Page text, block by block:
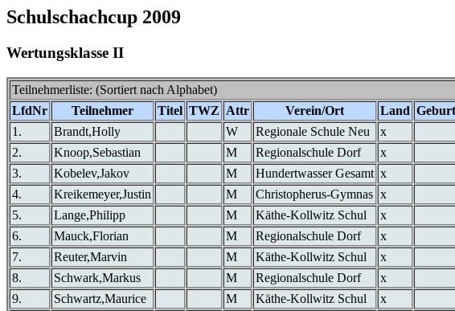
Schulschachcup 2009
Wertungsklasse II
Teilnehmerliste: (Sortiert nach Alphabet)
LfdNr
Teilnehmer Titel TWZ Attr Verein/Ort Land Geburt
1.
Brandt,Holly W Regionale Schule Neu
x
2.
Knoop,Sebastian M Regionalschule Dorf
x
3.
Kobelev,Jakov M Hundertwasser Gesamt x
4.
Kreikemeyer,Justin M Christopherus-Gymnas x
5.
Lange,Philipp M Käthe-Kollwitz Schul
x
6.
Mauck,Florian M Regionalschule Dorf
x
7.
Reuter,Marvin M Käthe-Kollwitz Schul
x
8.
Schwark,Markus M Regionalschule Dorf
x
9.
Schwartz,Maurice M Käthe-Kollwitz Schul
x